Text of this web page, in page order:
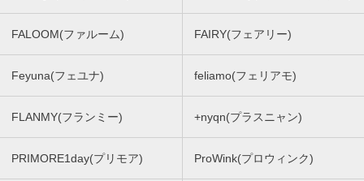
FALOOM(ファルーム) FAIRY(フェアリー)
Feyuna(フェユナ) feliamo(フェリアモ)
FLANMY(フランミー) +nyqn(プラスニャン)
PRIMORE1day(プリモア) ProWink(プロウィンク)